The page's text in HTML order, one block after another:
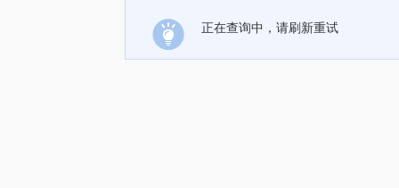
正在查询中，请刷新重试